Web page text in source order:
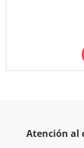
Atención al